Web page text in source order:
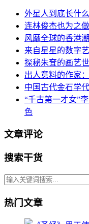
外星人到底长什么
连林俊杰也为之
风靡全球的香港
来自星星的数字
探秘朱耷的画艺
出人意料的作家
中国古代金石学
“千古第一才女”
色
文章评论
搜索干货
热门文章